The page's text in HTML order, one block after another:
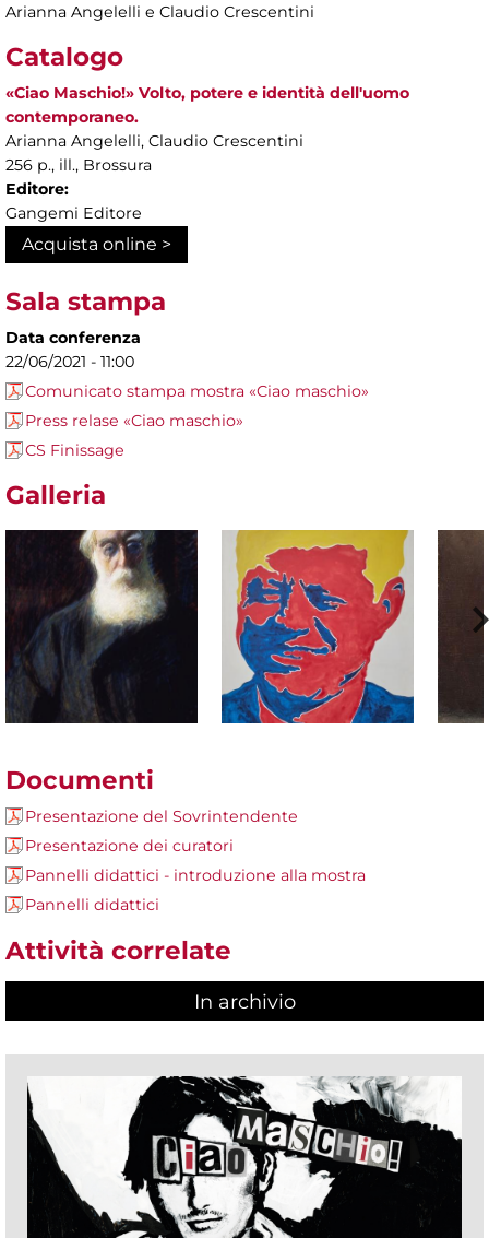
Arianna Angelelli e Claudio Crescentini
Catalogo
«Ciao Maschio!» Volto, potere e identità dell'uomo
contemporaneo.
Arianna Angelelli, Claudio Crescentini
256 p., ill., Brossura
Editore:
Gangemi Editore
Acquista online >
Sala stampa
Data conferenza
22/06/2021 - 11:00
Comunicato stampa mostra «Ciao maschio»
Press relase «Ciao maschio»
CS Finissage
Galleria
Documenti
Presentazione del Sovrintendente
Presentazione dei curatori
Pannelli didattici - introduzione alla mostra
Pannelli didattici
Attività correlate
In archivio